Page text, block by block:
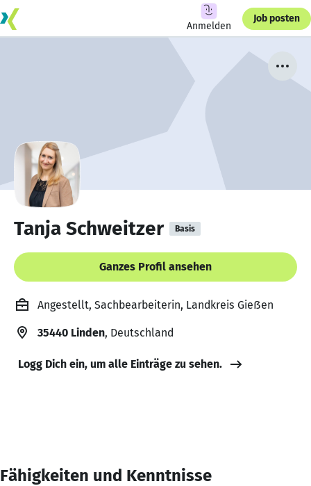
Anmelden
Job posten
Tanja Schweitzer Basis
Ganzes Profil ansehen
Angestellt, Sachbearbeiterin, Landkreis Gieẞen
35440 Linden, Deutschland
Logg Dich ein, um alle Einträge zu sehen.
Fähigkeiten und Kenntnisse